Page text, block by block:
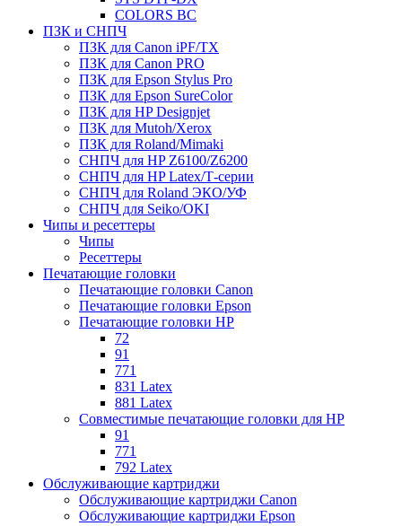
COLORS BC
ПЗК и СНПЧ
ПЗК для Canon iPF/TX
ПЗК для Canon PRO
ПЗК для Epson Stylus Pro
ПЗК для Epson SureColor
ПЗК для HP Designjet
ПЗК для Mutoh/Xerox
ПЗК для Roland/Mimaki
СНПЧ для HP Z6100/Z6200
СНПЧ для HP Latex/Т-cерии
СНПЧ для Roland ЭКО/УФ
СНПЧ для Seiko/OKI
Чипы и ресеттеры
Чипы
Ресеттеры
Печатающие головки
Печатающие головки Canon
Печатающие головки Epson
Печатающие головки HP
72
91
771
831 Latex
881 Latex
Совместимые печатающие головки для HP
91
771
792 Latex
Обслуживающие картриджи
Обслуживающие картриджи Canon
Обслуживающие картриджи Epson